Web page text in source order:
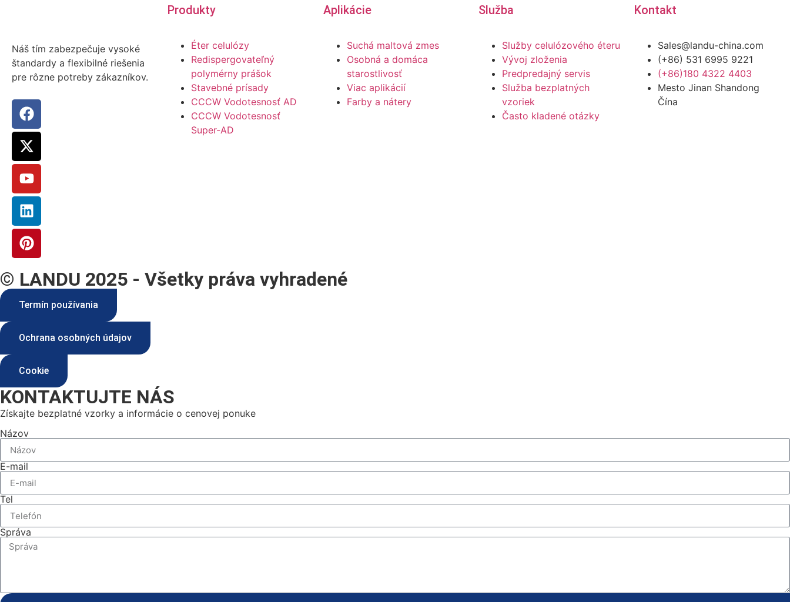
Náš tím zabezpečuje vysoké
štandardy a flexibilné riešenia
pre rôzne potreby zákazníkov.
Produkty
Éter celulózy
Redispergovateľný
polymérny prášok
Stavebné prísady
CCCW Vodotesnosť AD
CCCW Vodotesnosť
Super-AD
Aplikácie
Suchá maltová zmes
Osobná a domáca
starostlivosť
Viac aplikácií
Farby a nátery
Služba
Služby celulózového éteru
Vývoj zloženia
Predpredajný servis
Služba bezplatných
vzoriek
Často kladené otázky
Kontakt
Sales@landu-china.com
(+86) 531 6995 9221
(+86)180 4322 4403
Mesto Jinan Shandong
Čína
© LANDU 2025 - Všetky práva vyhradené
Termín používania
Ochrana osobných údajov
Cookie
KONTAKTUJTE NÁS
Získajte bezplatné vzorky a informácie o cenovej ponuke
Názov
E-mail
Tel
Správa